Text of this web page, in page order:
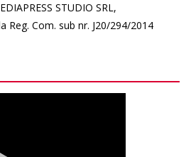
STUDIO SRL,
Reg. Com. sub nr. J20/294/2014